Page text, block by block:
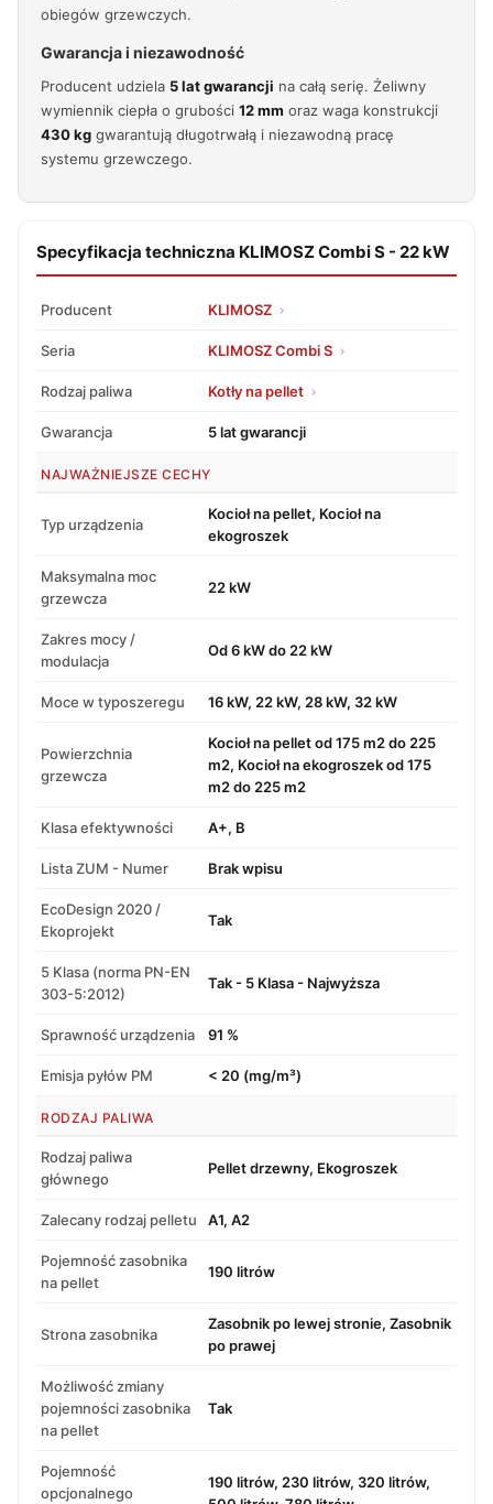
obiegów grzewczych.
Gwarancja i niezawodność
Producent udziela 5 lat gwarancji na całą serię. Żeliwny
wymiennik ciepła o grubości 12 mm oraz waga konstrukcji
430 kg gwarantują długotrwałą i niezawodną pracę
systemu grzewczego.
Specyfikacja techniczna KLIMOSZ Combi S - 22 kW
Producent KLIMOSZ
Seria KLIMOSZ Combi S
Rodzaj paliwa Kotły na pellet
Gwarancja 5 lat gwarancji
NAJWAŻNIEJSZE CECHY
Typ urządzenia
Kocioł na pellet, Kocioł na
ekogroszek
Maksymalna moc
grzewcza
22 kW
Zakres mocy /
modulacja
Od 6 kW do 22 kW
Moce w typoszeregu 16 kW, 22 kW, 28 kW, 32 kW
Powierzchnia
grzewcza
Kocioł na pellet od 175 m2 do 225
m2, Kocioł na ekogroszek od 175
m2 do 225 m2
Klasa efektywności A+, B
Lista ZUM - Numer Brak wpisu
EcoDesign 2020 /
Ekoprojekt
Tak
5 Klasa (norma PN-EN
303-5:2012)
Tak - 5 Klasa - Najwyższa
Sprawność urządzenia 91 %
Emisja pyłów PM < 20 (mg/m³)
RODZAJ PALIWA
Rodzaj paliwa
głównego
Pellet drzewny, Ekogroszek
Zalecany rodzaj pelletu A1, A2
Pojemność zasobnika
na pellet
190 litrów
Strona zasobnika
Zasobnik po lewej stronie, Zasobnik
po prawej
Możliwość zmiany
pojemności zasobnika
na pellet
Tak
Pojemność
opcjonalnego
190 litrów, 230 litrów, 320 litrów,